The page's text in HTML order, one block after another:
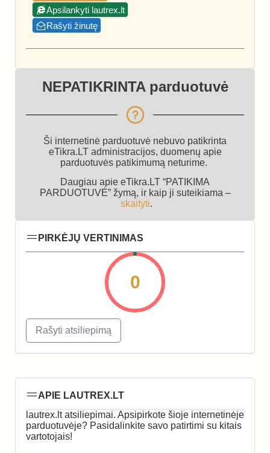
Apsilankyti lautrex.lt
Rašyti žinutę
NEPATIKRINTA parduotuvė
Ši internetinė parduotuvė nebuvo patikrinta
eTikra.LT administracijos, duomenų apie
parduotuvės patikimumą neturime.
Daugiau apie eTikra.LT “PATIKIMA
PARDUOTUVĖ” žymą, ir kaip ji suteikiama –
skaityti.
PIRKĖJŲ VERTINIMAS
0
Rašyti atsiliepimą
APIE LAUTREX.LT
lautrex.lt atsiliepimai. Apsipirkote šioje internetinėje
parduotuvėje? Pasidalinkite savo patirtimi su kitais
vartotojais!